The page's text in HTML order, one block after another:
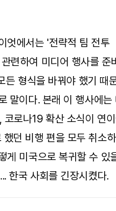
엇에서는 '전략적 팀 전투
하여 미디어 행사를 준
형식을 바꿔야 했기 때
말이다. 본래 이 행사에는
로나19 확산 소식이 연
던 비행 편을 모두 취소
미국으로 복귀할 수 있
한국 사회를 긴장시켰다.